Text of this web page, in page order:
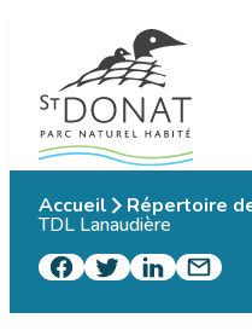
contenu
Accueil Répertoire
TDL Lanaudière